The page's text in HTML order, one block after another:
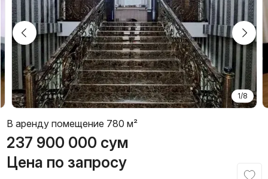
1/8
В аренду помещение 780 м²
237 900 000 сум
Цена по запросу